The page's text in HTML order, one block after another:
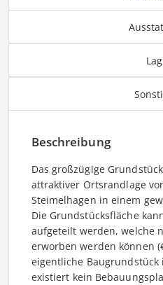
Beschreibung
Das großzügige
attraktiver Ortsrandlage
Steimelhagen in einem
Die Grundstücksfläche
aufgeteilt werden, welche
erworben werden können
eigentliche Baugrundstück
existiert kein